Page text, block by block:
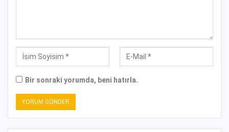
Bir sonraki yorumda, beni hatırla.